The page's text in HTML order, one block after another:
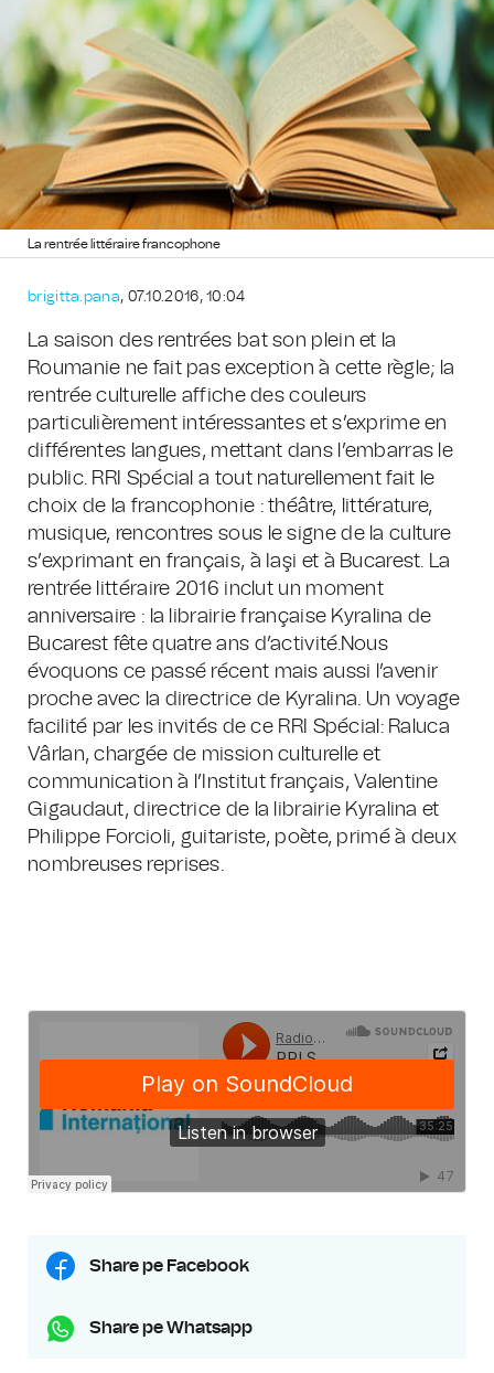
La rentrée littéraire francophone
brigitta.pana, 07.10.2016, 10:04
La saison des rentrées bat son plein et la
Roumanie ne fait pas exception à cette règle; la
rentrée culturelle affiche des couleurs
particulièrement intéressantes et s’exprime en
différentes langues, mettant dans l’embarras le
public. RRI Spécial a tout naturellement fait le
choix de la francophonie : théâtre, littérature,
musique, rencontres sous le signe de la culture
s’exprimant en français, à Iaşi et à Bucarest. La
rentrée littéraire 2016 inclut un moment
anniversaire : la librairie française Kyralina de
Bucarest fête quatre ans d’activité.Nous
évoquons ce passé récent mais aussi l’avenir
proche avec la directrice de Kyralina. Un voyage
facilité par les invités de ce RRI Spécial: Raluca
Vârlan, chargée de mission culturelle et
communication à l’Institut français, Valentine
Gigaudaut, directrice de la librairie Kyralina et
Philippe Forcioli, guitariste, poète, primé à deux
nombreuses reprises.
Share pe Facebook
Share pe Whatsapp